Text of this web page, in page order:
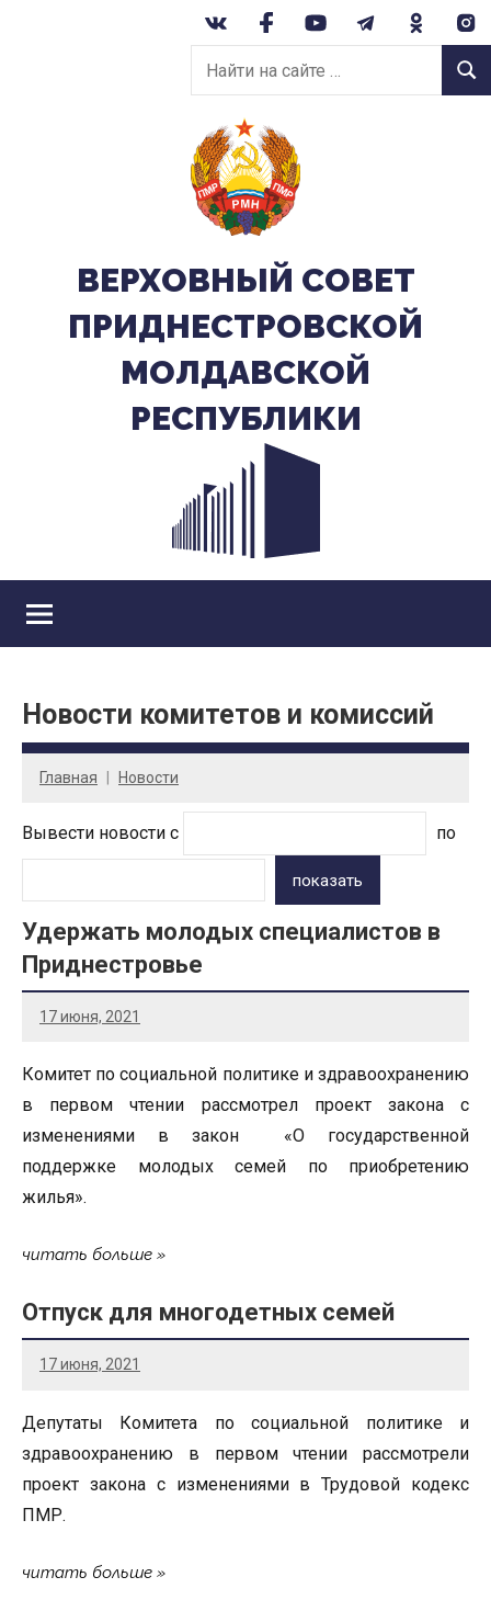
Найти
на
сайте:
ВЕРХОВНЫЙ CОВЕТ
ПРИДНЕСТРОВСКОЙ
МОЛДАВСКОЙ
РЕСПУБЛИКИ
Новости комитетов и комиссий
Главная Новости
Вывести новости с по
показать
Удержать молодых специалистов в
Приднестровье
17 июня, 2021
Комитет по социальной политике и здравоохранению
в первом чтении рассмотрел проект закона с
изменениями в закон «О государственной
поддержке молодых семей по приобретению
жилья».
читать больше
Отпуск для многодетных семей
17 июня, 2021
Депутаты Комитета по социальной политике и
здравоохранению в первом чтении рассмотрели
проект закона с изменениями в Трудовой кодекс
ПМР.
читать больше